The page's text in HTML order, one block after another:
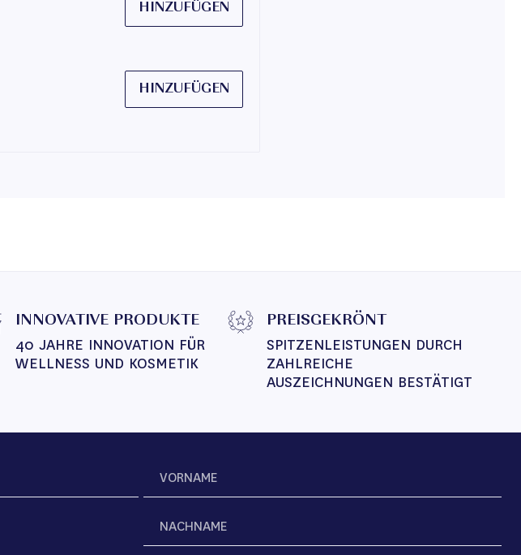
HINZUFÜGEN
HINZUFÜGEN
INNOVATIVE PRODUKTE
40 JAHRE INNOVATION FÜR
WELLNESS UND KOSMETIK
PREISGEKRÖNT
SPITZENLEISTUNGEN DURCH
ZAHLREICHE
AUSZEICHNUNGEN BESTÄTIGT